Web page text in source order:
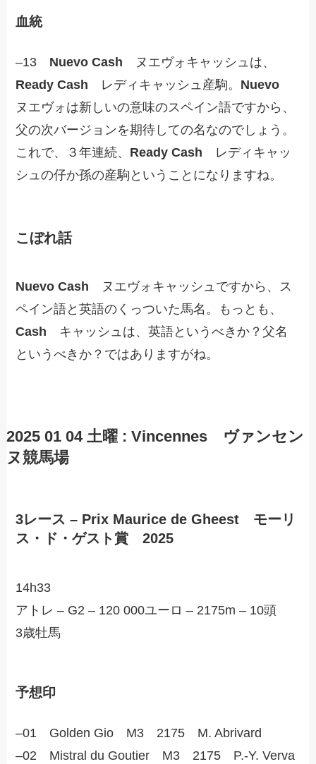
血統
–13 Nuevo Cash ヌエヴォキャッシュは、
Ready Cash レディキャッシュ産駒。 Nuevo
ヌエヴォは新しいの意味のスペイン語ですから、
父の次バージョンを期待しての名なのでしょう。
これで、３年連続、 Ready Cash レディキャッ
シュの仔か孫の産駒ということになりますね。
こぼれ話
Nuevo Cash ヌエヴォキャッシュですから、ス
ペイン語と英語のくっついた馬名。もっとも、
Cash キャッシュは、英語というべきか？父名
というべきか？ではありますがね。
2025 01 04 土曜 : Vincennesヴァンセン
ヌ競馬場
3レース – Prix Maurice de Gheest モーリ
ス・ド・ゲスト賞 2025
14h33
アトレ – G2 – 120 000ユーロ – 2175m – 10頭
3歳牡馬
予想印
–01 Golden Gio M3 2175 M. Abrivard
–02 Mistral du Goutier M3 2175 P.-Y. Verva